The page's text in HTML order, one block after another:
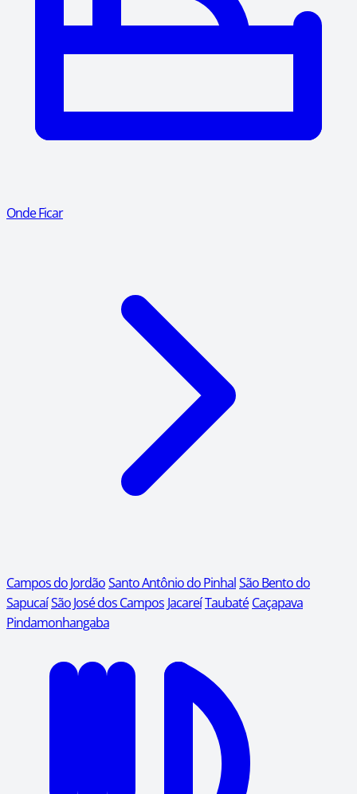
Onde Ficar
Campos do JordãoSanto Antônio do PinhalSão Bento do
SapucaíSão José dos Campos JacareíTaubaté Caçapava
Pindamonhangaba